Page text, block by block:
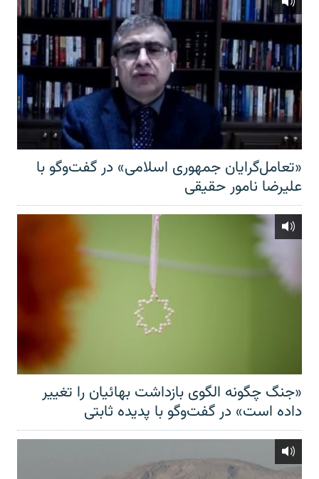
«تعامل‌گرایان جمهوری اسلامی» در گفت‌وگو با
علیرضا نامور حقیقی
«جنگ چگونه الگوی بازداشت بهائیان را تغییر
داده است» در گفت‌وگو با پدیده ثابتی